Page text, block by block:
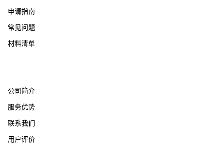
申请指南
常见问题
材料清单
公司简介
服务优势
联系我们
用户评价